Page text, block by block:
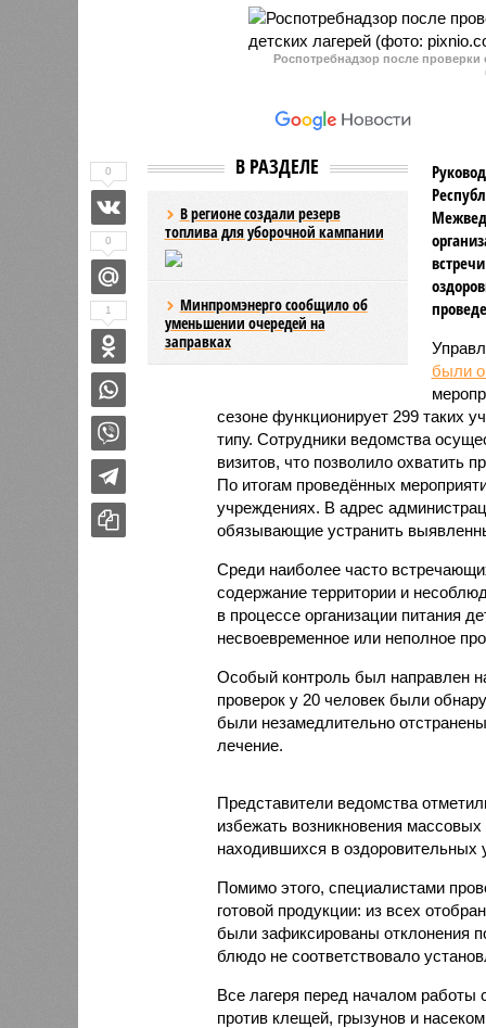
Роспотребнадзор после проверки
В РАЗДЕЛЕ
В регионе создали резерв
топлива для уборочной кампании
Минпромэнерго сообщило об
уменьшении очередей на
заправках
были
сезоне функционирует 299 таких
типу. Сотрудники ведомства
визитов, что позволило охватить
По итогам проведённых
учреждениях. В адрес
обязывающие устранить
Среди наиболее часто
содержание территории и
в процессе организации питания
несвоевременное или неполное
Особый контроль был направлен
проверок у 20 человек были
были незамедлительно
лечение.
Представители ведомства
избежать возникновения
находившихся в оздоровительных
Помимо этого, специалистами
готовой продукции: из всех
были зафиксированы отклонения
блюдо не соответствовало
Все лагеря перед началом работы
против клещей, грызунов и
0
0
1